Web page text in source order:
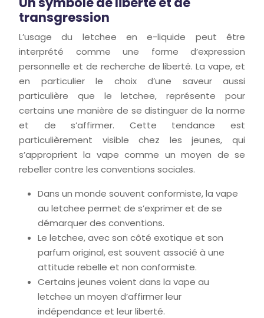
transgression
L’usage du letchee en e-liquide peut être
interprété comme une forme d’expression
personnelle et de recherche de liberté. La vape, et
en particulier le choix d’une saveur aussi
particulière que le letchee, représente pour
certains une manière de se distinguer de la norme
et de s’affirmer. Cette tendance est
particulièrement visible chez les jeunes, qui
s’approprient la vape comme un moyen de se
rebeller contre les conventions sociales.
Dans un monde souvent conformiste, la vape
au letchee permet de s’exprimer et de se
démarquer des conventions.
Le letchee, avec son côté exotique et son
parfum original, est souvent associé à une
attitude rebelle et non conformiste.
Certains jeunes voient dans la vape au
letchee un moyen d’affirmer leur
indépendance et leur liberté.